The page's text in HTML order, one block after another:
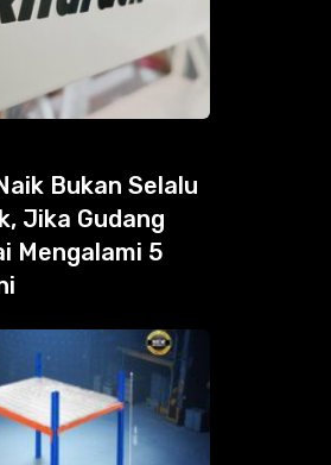
Bukan Selalu
Jika Gudang
Mengalami 5